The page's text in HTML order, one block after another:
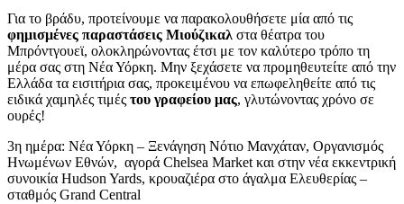
Για το βράδυ, προτείνουμε να παρακολουθήσετε μία από τις
φημισμένες παραστάσεις Μιούζικαλ στα θέατρα του
Μπρόντγουεϊ, ολοκληρώνοντας έτσι με τον καλύτερο τρόπο τη
μέρα σας στη Νέα Υόρκη. Μην ξεχάσετε να προμηθευτείτε από την
Ελλάδα τα εισιτήρια σας, προκειμένου να επωφεληθείτε από τις
ειδικά χαμηλές τιμές του γραφείου μας, γλυτώνοντας χρόνο σε
ουρές!
3η ημέρα: Νέα Υόρκη – Ξενάγηση Νότιο Μανχάταν, Οργανισμός
Ηνωμένων Εθνών, αγορά Chelsea Market και στην νέα εκκεντρική
συνοικία Hudson Yards, κρουαζιέρα στο άγαλμα Ελευθερίας –
σταθμός Grand Central